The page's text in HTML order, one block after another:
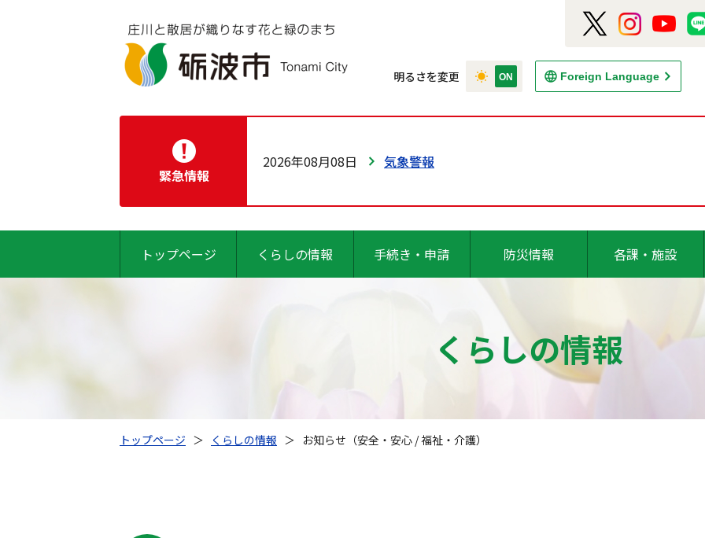
明るさを変更 Foreign Language
緊急情報
2026年08月08日 気象警報
トップページ くらしの情報 手続き・申請 防災情報 各課・施設
くらしの情報
トップページ ＞ くらしの情報 ＞ お知らせ（安全・安心 / 福祉・介護）